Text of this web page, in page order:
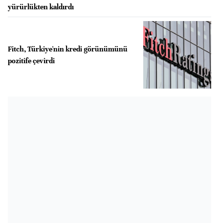
yürürlükten kaldırdı
Fitch, Türkiye'nin kredi görünümünü
pozitife çevirdi